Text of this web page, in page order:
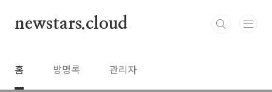
newstars.cloud
홈 방명록 관리자